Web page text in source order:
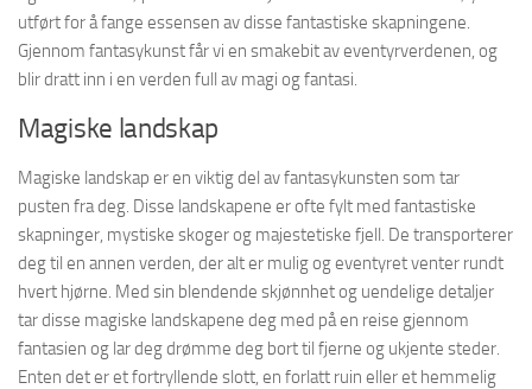
utført for å fange essensen av disse fantastiske skapningene.
Gjennom fantasykunst får vi en smakebit av eventyrverdenen, og
blir dratt inn i en verden full av magi og fantasi.
Magiske landskap
Magiske landskap er en viktig del av fantasykunsten som tar
pusten fra deg. Disse landskapene er ofte fylt med fantastiske
skapninger, mystiske skoger og majestetiske fjell. De transporterer
deg til en annen verden, der alt er mulig og eventyret venter rundt
hvert hjørne. Med sin blendende skjønnhet og uendelige detaljer
tar disse magiske landskapene deg med på en reise gjennom
fantasien og lar deg drømme deg bort til fjerne og ukjente steder.
Enten det er et fortryllende slott, en forlatt ruin eller et hemmelig